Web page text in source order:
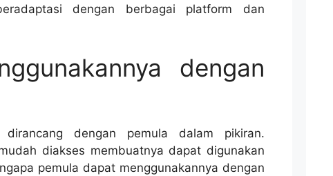
dengan berbagai platform dan
dengan
dengan pemula dalam pikiran.
diakses membuatnya dapat digunakan
pemula dapat menggunakannya dengan